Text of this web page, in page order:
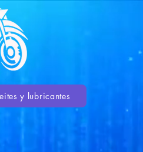
y lubricantes